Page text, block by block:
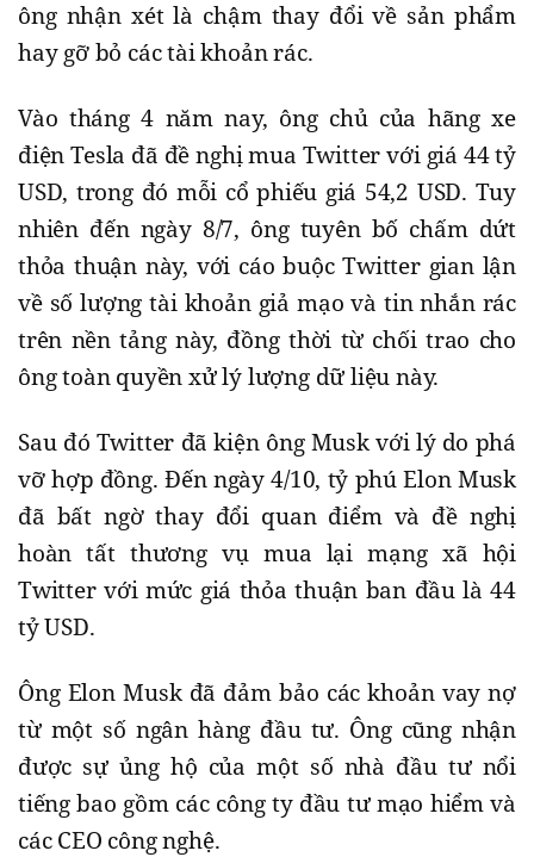
ông nhận xét là chậm thay đổi về sản phẩm
hay gỡ bỏ các tài khoản rác.
Vào tháng 4 năm nay, ông chủ của hãng xe
điện Tesla đã đề nghị mua Twitter với giá 44 tỷ
USD, trong đó mỗi cổ phiếu giá 54,2 USD. Tuy
nhiên đến ngày 8/7, ông tuyên bố chấm dứt
thỏa thuận này, với cáo buộc Twitter gian lận
về số lượng tài khoản giả mạo và tin nhắn rác
trên nền tảng này, đồng thời từ chối trao cho
ông toàn quyền xử lý lượng dữ liệu này.
Sau đó Twitter đã kiện ông Musk với lý do phá
vỡ hợp đồng. Đến ngày 4/10, tỷ phú Elon Musk
đã bất ngờ thay đổi quan điểm và đề nghị
hoàn tất thương vụ mua lại mạng xã hội
Twitter với mức giá thỏa thuận ban đầu là 44
tỷ USD.
Ông Elon Musk đã đảm bảo các khoản vay nợ
từ một số ngân hàng đầu tư. Ông cũng nhận
được sự ủng hộ của một số nhà đầu tư nổi
tiếng bao gồm các công ty đầu tư mạo hiểm và
các CEO công nghệ.